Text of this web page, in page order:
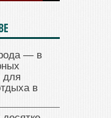
— в
для
в